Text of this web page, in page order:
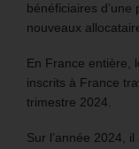
bénéficiaires
nouveaux
En France entière,
inscrits à France
trimestre 2024.
Sur l’année 2024,